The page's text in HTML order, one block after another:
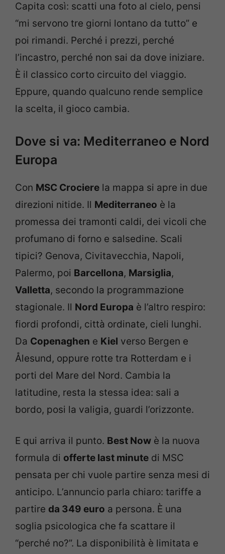
Capita così: scatti una foto al cielo, pensi
“mi servono tre giorni lontano da tutto” e
poi rimandi. Perché i prezzi, perché
l’incastro, perché non sai da dove iniziare.
È il classico corto circuito del viaggio.
Eppure, quando qualcuno rende semplice
la scelta, il gioco cambia.
Dove si va: Mediterraneo e Nord
Europa
Con MSC Crociere la mappa si apre in due
direzioni nitide. Il Mediterraneo è la
promessa dei tramonti caldi, dei vicoli che
profumano di forno e salsedine. Scali
tipici? Genova, Civitavecchia, Napoli,
Palermo, poi Barcellona, Marsiglia,
Valletta, secondo la programmazione
stagionale. Il Nord Europa è l’altro respiro:
fiordi profondi, città ordinate, cieli lunghi.
Da Copenaghen e Kiel verso Bergen e
Ålesund, oppure rotte tra Rotterdam e i
porti del Mare del Nord. Cambia la
latitudine, resta la stessa idea: sali a
bordo, posi la valigia, guardi l’orizzonte.
E qui arriva il punto. Best Now è la nuova
formula di offerte last minute di MSC
pensata per chi vuole partire senza mesi di
anticipo. L’annuncio parla chiaro: tariffe a
partire da 349 euro a persona. È una
soglia psicologica che fa scattare il
“perché no?”. La disponibilità è limitata e